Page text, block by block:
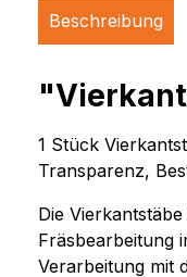
Beschreibung
1 Stück
Transparenz,
Die
Fräsbearbeitung
Verarbeitung mit